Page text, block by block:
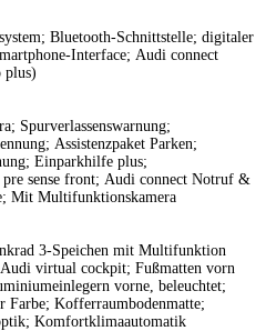
Bluetooth-Schnittstelle; digitaler
Interface; Audi connect
plus)
Spurverlassenswarnung;
Assistenzpaket Parken;
Einparkhilfe plus;
sense front; Audi connect Notruf &
Mit Multifunktionskamera
3-Speichen mit Multifunktion
virtual cockpit; Fußmatten vorn
vorne, beleuchtet;
Kofferraumbodenmatte;
Komfortklimaautomatik